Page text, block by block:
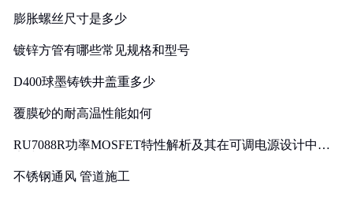
膨胀螺丝尺寸是多少
镀锌方管有哪些常见规格和型号
D400球墨铸铁井盖重多少
覆膜砂的耐高温性能如何
RU7088R功率MOSFET特性解析及其在可调电源设计中的
不锈钢通风 管道施工